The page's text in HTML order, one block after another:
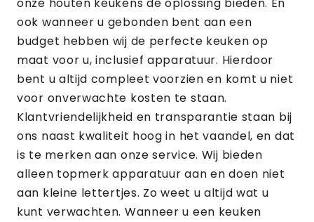
ook wanneer u gebonden bent aan een
budget hebben wij de perfecte keuken op
maat voor u, inclusief apparatuur. Hierdoor
bent u altijd compleet voorzien en komt u niet
voor onverwachte kosten te staan.
Klantvriendelijkheid en transparantie staan bij
ons naast kwaliteit hoog in het vaandel, en dat
is te merken aan onze service. Wij bieden
alleen topmerk apparatuur aan en doen niet
aan kleine lettertjes. Zo weet u altijd wat u
kunt verwachten. Wanneer u een keuken